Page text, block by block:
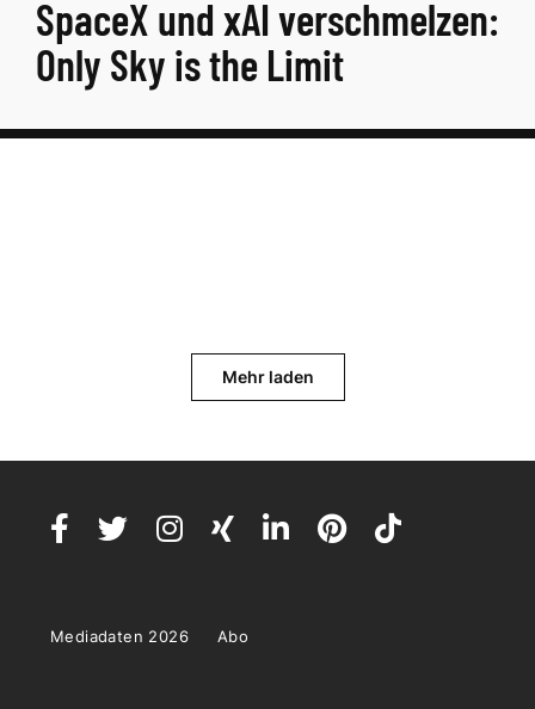
SpaceX und xAI verschmelzen:
Only Sky is the Limit
Mehr laden
Mediadaten 2026 Abo